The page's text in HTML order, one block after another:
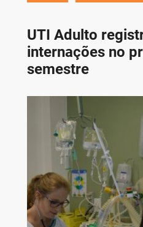
UTI Adulto
internações no
semestre